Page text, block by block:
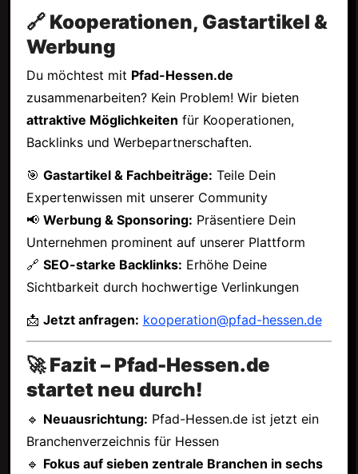
🔗 Kooperationen, Gastartikel &
Werbung
Du möchtest mit Pfad-Hessen.de
zusammenarbeiten? Kein Problem! Wir bieten
attraktive Möglichkeiten für Kooperationen,
Backlinks und Werbepartnerschaften.
🎯 Gastartikel & Fachbeiträge: Teile Dein
Expertenwissen mit unserer Community
📢 Werbung & Sponsoring: Präsentiere Dein
Unternehmen prominent auf unserer Plattform
🔗 SEO-starke Backlinks: Erhöhe Deine
Sichtbarkeit durch hochwertige Verlinkungen
📩 Jetzt anfragen: kooperation@pfad-hessen.de
🚀 Fazit – Pfad-Hessen.de
startet neu durch!
🔹 Neuausrichtung: Pfad-Hessen.de ist jetzt ein
Branchenverzeichnis für Hessen
🔹 Fokus auf sieben zentrale Branchen in sechs